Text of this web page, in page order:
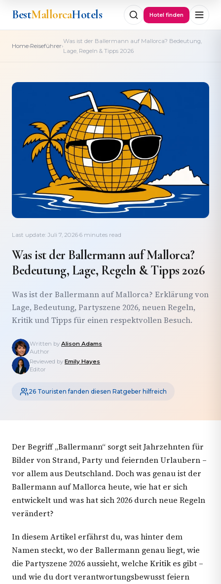
BestMallorcaHotels Hotel finden
Home›Reiseführer›
Was ist der Ballermann auf Mallorca? Bedeutung,
Lage, Regeln & Tipps 2026
Last update: Juli 7, 2026·6 minutes read
Was ist der Ballermann auf Mallorca?
Bedeutung, Lage, Regeln & Tipps 2026
Was ist der Ballermann auf Mallorca? Erklärung von
Lage, Bedeutung, Partyszene 2026, neuen Regeln,
Kritik und Tipps für einen respektvollen Besuch.
Written by Alison Adams
Author
Reviewed by Emily Hayes
Editor
26 Touristen fanden diesen Ratgeber hilfreich
Der Begriff „Ballermann“ sorgt seit Jahrzehnten für
Bilder von Strand, Party und feiernden Urlaubern –
vor allem aus Deutschland. Doch was genau ist der
Ballermann auf Mallorca heute, wie hat er sich
entwickelt und was hat sich 2026 durch neue Regeln
verändert?
In diesem Artikel erfährst du, was hinter dem
Namen steckt, wo der Ballermann genau liegt, wie
die Partyszene 2026 aussieht, welche Kritik es gibt –
und wie du dort verantwortungsbewusst feiern